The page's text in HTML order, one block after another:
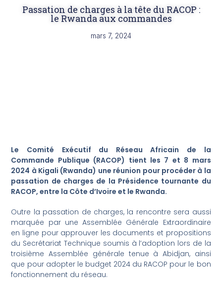
Passation de charges à la tête du RACOP :
le Rwanda aux commandes
mars 7, 2024
Le Comité Exécutif du Réseau Africain de la
Commande Publique (RACOP) tient les 7 et 8 mars
2024 à Kigali (Rwanda) une réunion pour procéder à la
passation de charges de la Présidence tournante du
RACOP, entre la Côte d’Ivoire et le Rwanda.
Outre la passation de charges, la rencontre sera aussi
marquée par une Assemblée Générale Extraordinaire
en ligne pour approuver les documents et propositions
du Secrétariat Technique soumis à l’adoption lors de la
troisième Assemblée générale tenue à Abidjan, ainsi
que pour adopter le budget 2024 du RACOP pour le bon
fonctionnement du réseau.